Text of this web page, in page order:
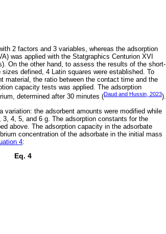
2 factors and 3 variables, whereas the adsorption
was applied with the Statgraphics Centurion XVI
On the other hand, to assess the results of the short-
defined, 4 Latin squares were established. To
material, the ratio between the contact time and the
capacity tests was applied. The adsorption
determined after 30 minutes (Daud and Hussin, 2023).
the adsorbent amounts were modified while
4, 5, and 6 g. The adsorption constants for the
above. The adsorption capacity in the adsorbate
concentration of the adsorbate in the initial mass
4:
Eq. 4